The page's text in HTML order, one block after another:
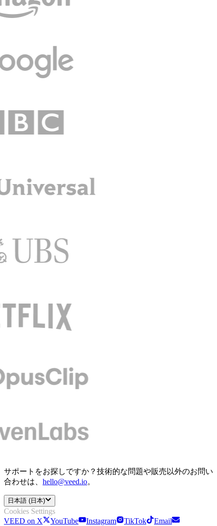
サポートをお探しですか？技術的な問題や販売以外のお問い
合わせは、 hello@veed.io。
日本語 (日本)
Cookies Settings
VEED on X
YouTube Instagram TikTok Email